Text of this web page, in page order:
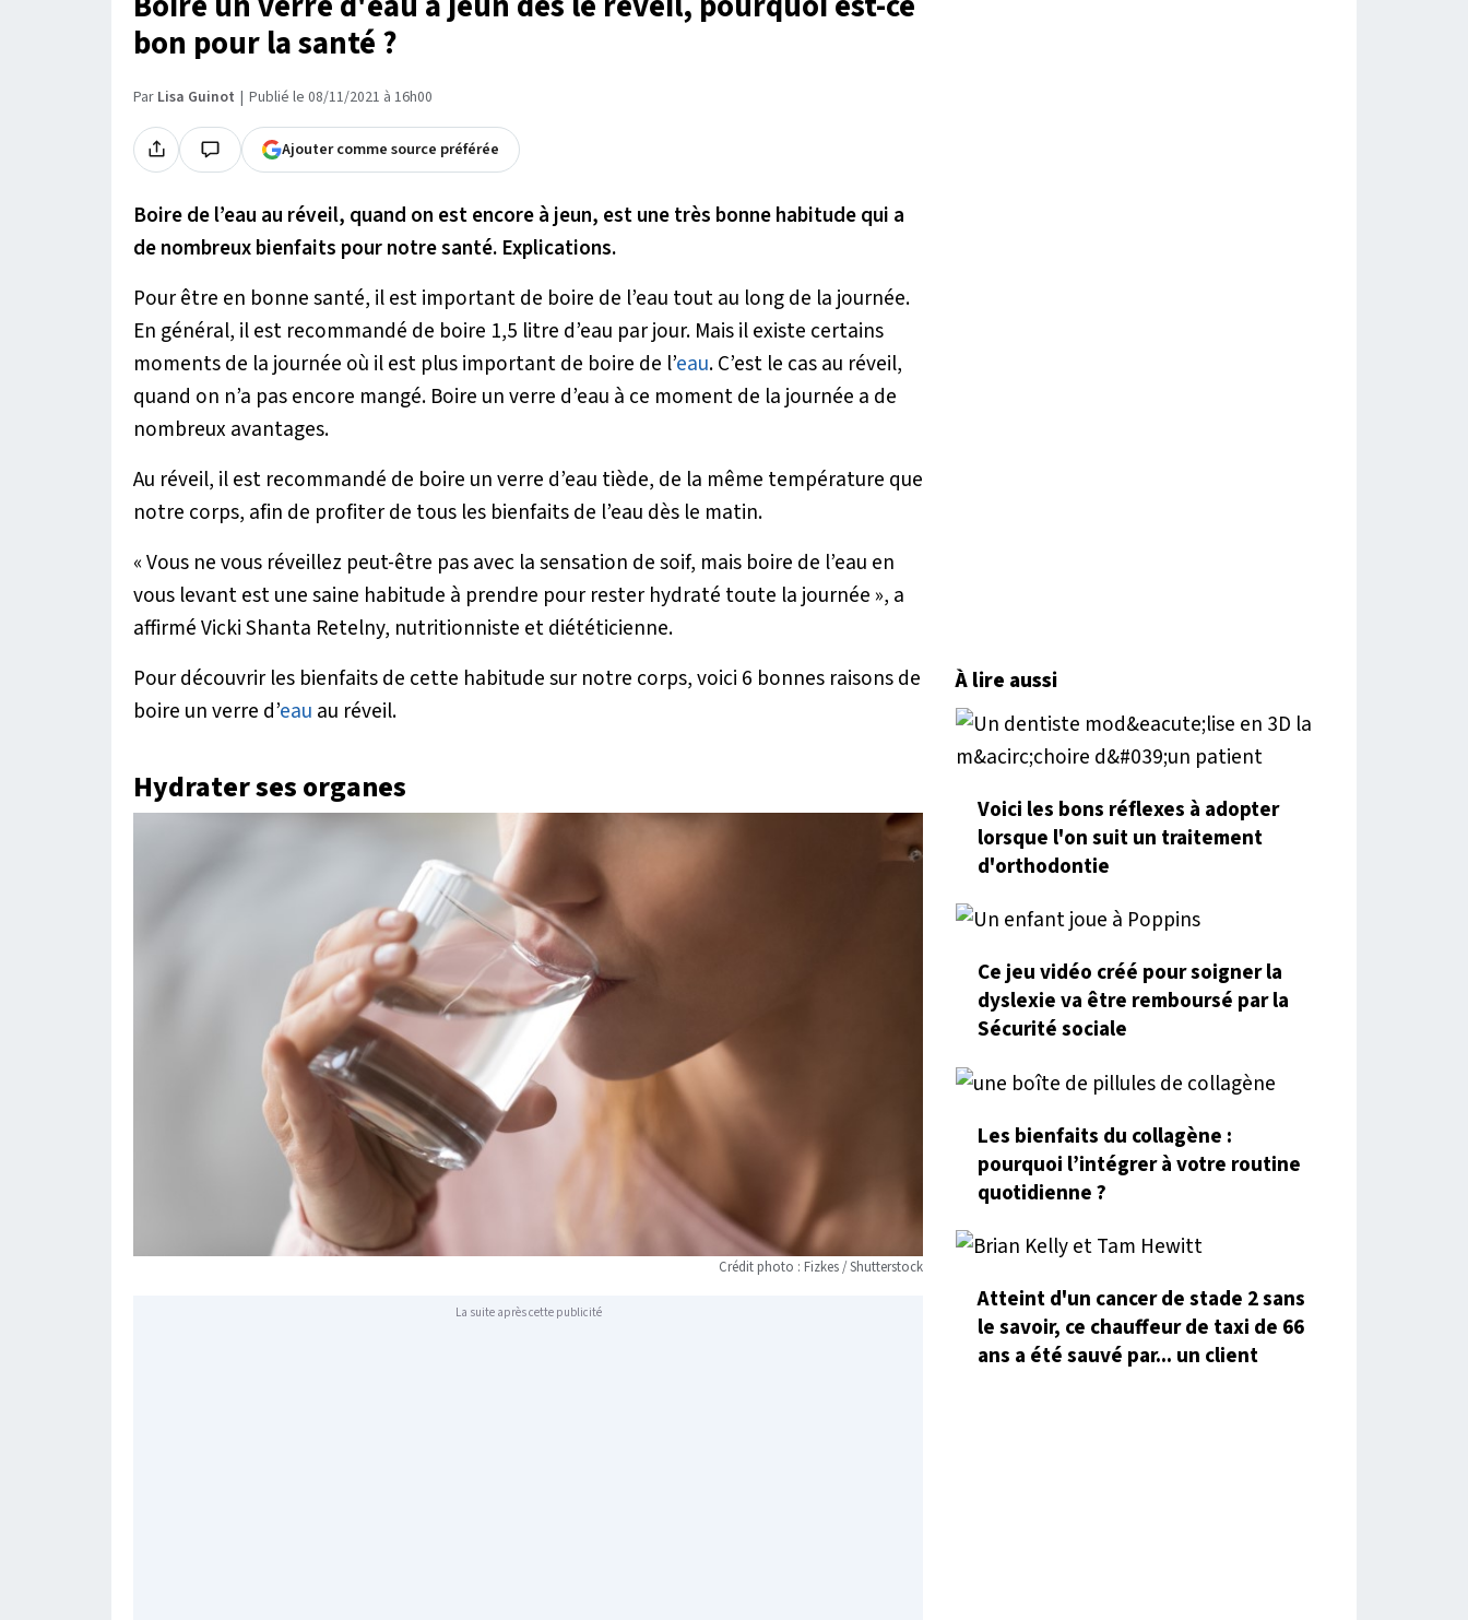
bon pour la santé ?
Par Lisa Guinot Publié le 08/11/2021 à 16h00
Ajouter comme source préférée
Boire de l’eau au réveil, quand on est encore à jeun, est une très bonne habitude qui a
de nombreux bienfaits pour notre santé. Explications.
Pour être en bonne santé, il est important de boire de l’eau tout au long de la journée.
En général, il est recommandé de boire 1,5 litre d’eau par jour. Mais il existe certains
moments de la journée où il est plus important de boire de l’eau. C’est le cas au réveil,
quand on n’a pas encore mangé. Boire un verre d’eau à ce moment de la journée a de
nombreux avantages.
Au réveil, il est recommandé de boire un verre d’eau tiède, de la même température que
notre corps, afin de profiter de tous les bienfaits de l’eau dès le matin.
« Vous ne vous réveillez peut-être pas avec la sensation de soif, mais boire de l’eau en
vous levant est une saine habitude à prendre pour rester hydraté toute la journée », a
affirmé Vicki Shanta Retelny, nutritionniste et diététicienne.
Pour découvrir les bienfaits de cette habitude sur notre corps, voici 6 bonnes raisons de
boire un verre d’eau au réveil.
Hydrater ses organes
Crédit photo : Fizkes / Shutterstock
La suite après cette publicité
À lire aussi
Voici les bons réflexes à adopter
lorsque l'on suit un traitement
d'orthodontie
Ce jeu vidéo créé pour soigner la
dyslexie va être remboursé par la
Sécurité sociale
Les bienfaits du collagène :
pourquoi l’intégrer à votre routine
quotidienne ?
Atteint d'un cancer de stade 2 sans
le savoir, ce chauffeur de taxi de 66
ans a été sauvé par... un client